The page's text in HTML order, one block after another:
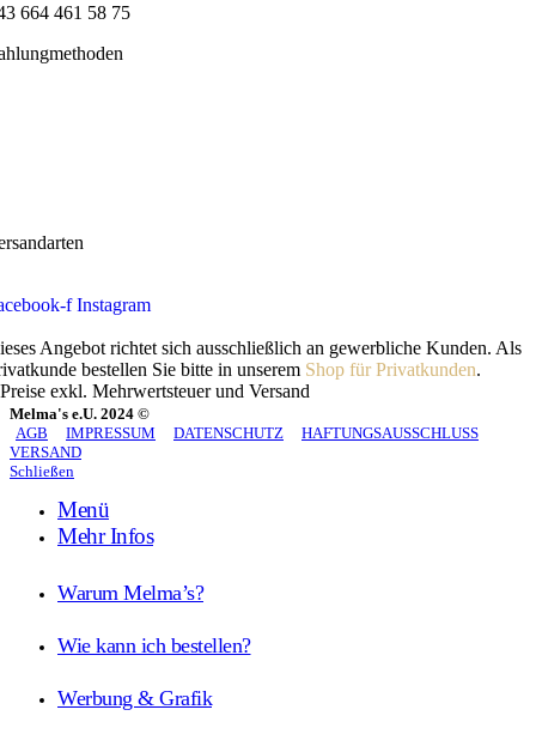
664 461 58 75
f Instagram
Angebot richtet sich ausschließlich an gewerbliche Kunden. Als
bestellen Sie bitte in unserem Shop für Privatkunden.
exkl. Mehrwertsteuer und Versand
Melma's e.U. 2024 ©
AGB
IMPRESSUM DATENSCHUTZ
HAFTUNGSAUSSCHLUSS
VERSAND
Schließen
Menü
Mehr Infos
Warum Melma’s?
Wie kann ich bestellen?
Werbung & Grafik